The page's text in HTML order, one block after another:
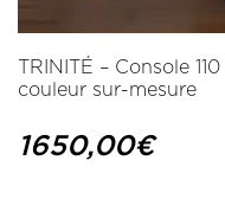
TRINITÉ – Console
couleur sur-mesure
1650,00€